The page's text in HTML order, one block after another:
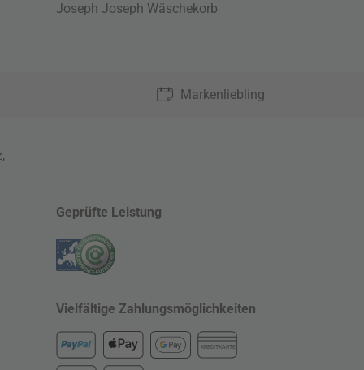
Joseph Joseph Wäschekorb
Markenliebling
,
Geprüfte Leistung
Vielfältige Zahlungsmöglichkeiten
KREDITKARTE